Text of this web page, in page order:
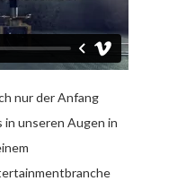
nur der Anfang
in unseren Augen in